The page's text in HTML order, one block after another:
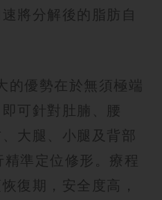
將分解後的脂肪自
的優勢在於無須極端
可針對肚腩、腰
大腿、小腿及背部
準定位修形。療程
復期，安全度高，